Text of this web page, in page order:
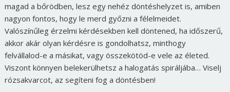
magad a bőrödben, lesz egy nehéz döntéshelyzet is, amiben
nagyon fontos, hogy le merd győzni a félelmeidet.
Valószínűleg érzelmi kérdésekben kell döntened, ha időszerű,
akkor akár olyan kérdésre is gondolhatsz, minthogy
felvállalod-e a másikat, vagy összekötöd-e vele az életed.
Viszont könnyen belekerülhetsz a halogatás spiráljába… Viselj
rózsakvarcot, az segíteni fog a döntésben!